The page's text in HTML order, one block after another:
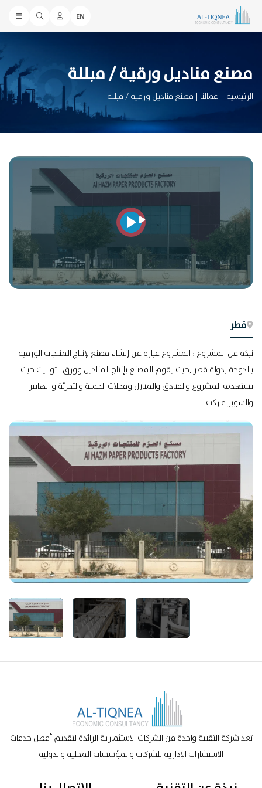
EN
مصنع منادیل ورقیة / مبللة
الرئيسية | اعمالنا | مصنع منادیل ورقیة / مبللة
قطر
نبذة عن المشروع : المشروع عبارة عن إنشاء مصنع لإنتاج المنتجات الورقية
بالدوحة بدولة قطر ,حيث يقوم المصنع بإنتاج المناديل وورق التواليت حيث
يستهدف المشروع والفنادق والمنازل ومحلات الجملة والتجزئة و الهايبر
والسوبر ماركت
تعد شركة التقنية واحدة من الشركات الاستثمارية الرائدة لتقديم أفضل خدمات
الاستشارات الإدارية للشركات والمؤسسات المحلية والدولية